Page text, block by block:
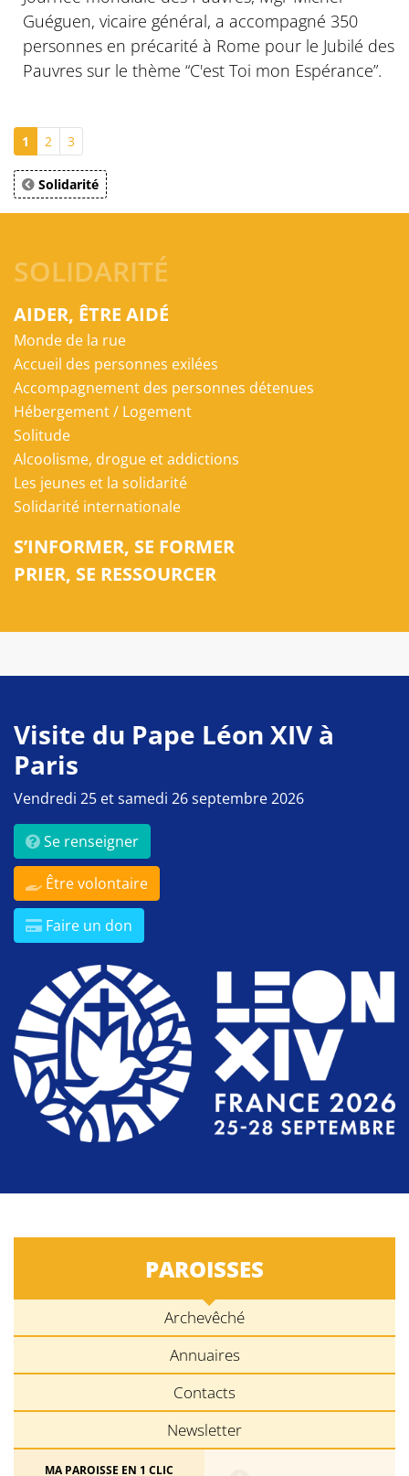
Guéguen, vicaire général, a accompagné 350
personnes en précarité à Rome pour le Jubilé des
Pauvres sur le thème “C'est Toi mon Espérance”.
1 2 3
Solidarité
SOLIDARITÉ
AIDER, ÊTRE AIDÉ
Monde de la rue
Accueil des personnes exilées
Accompagnement des personnes détenues
Hébergement / Logement
Solitude
Alcoolisme, drogue et addictions
Les jeunes et la solidarité
Solidarité internationale
S’INFORMER, SE FORMER
PRIER, SE RESSOURCER
Visite du Pape Léon XIV à
Paris
Vendredi 25 et samedi 26 septembre 2026
Se renseigner
Être volontaire
Faire un don
PAROISSES
Archevêché
Annuaires
Contacts
Newsletter
MA PAROISSE EN 1 CLIC